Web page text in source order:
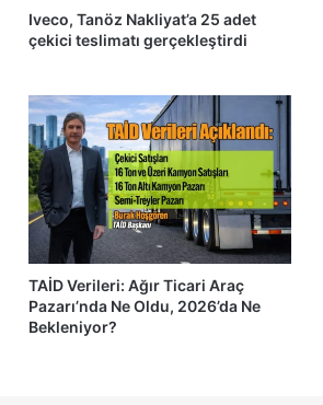
Iveco, Tanöz Nakliyat’a 25 adet
çekici teslimatı gerçekleştirdi
TAİD Verileri: Ağır Ticari Araç
Pazarı’nda Ne Oldu, 2026’da Ne
Bekleniyor?